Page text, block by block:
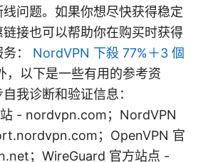
问题。如果你想尽快获得稳定
接也可以帮助你在购买时获得
： NordVPN 下殺 77%＋3 個
，以下是一些有用的参考资
我诊断和验证信息：
- nordvpn.com；NordVPN
；OpenVPN 官
；WireGuard 官方站点 -